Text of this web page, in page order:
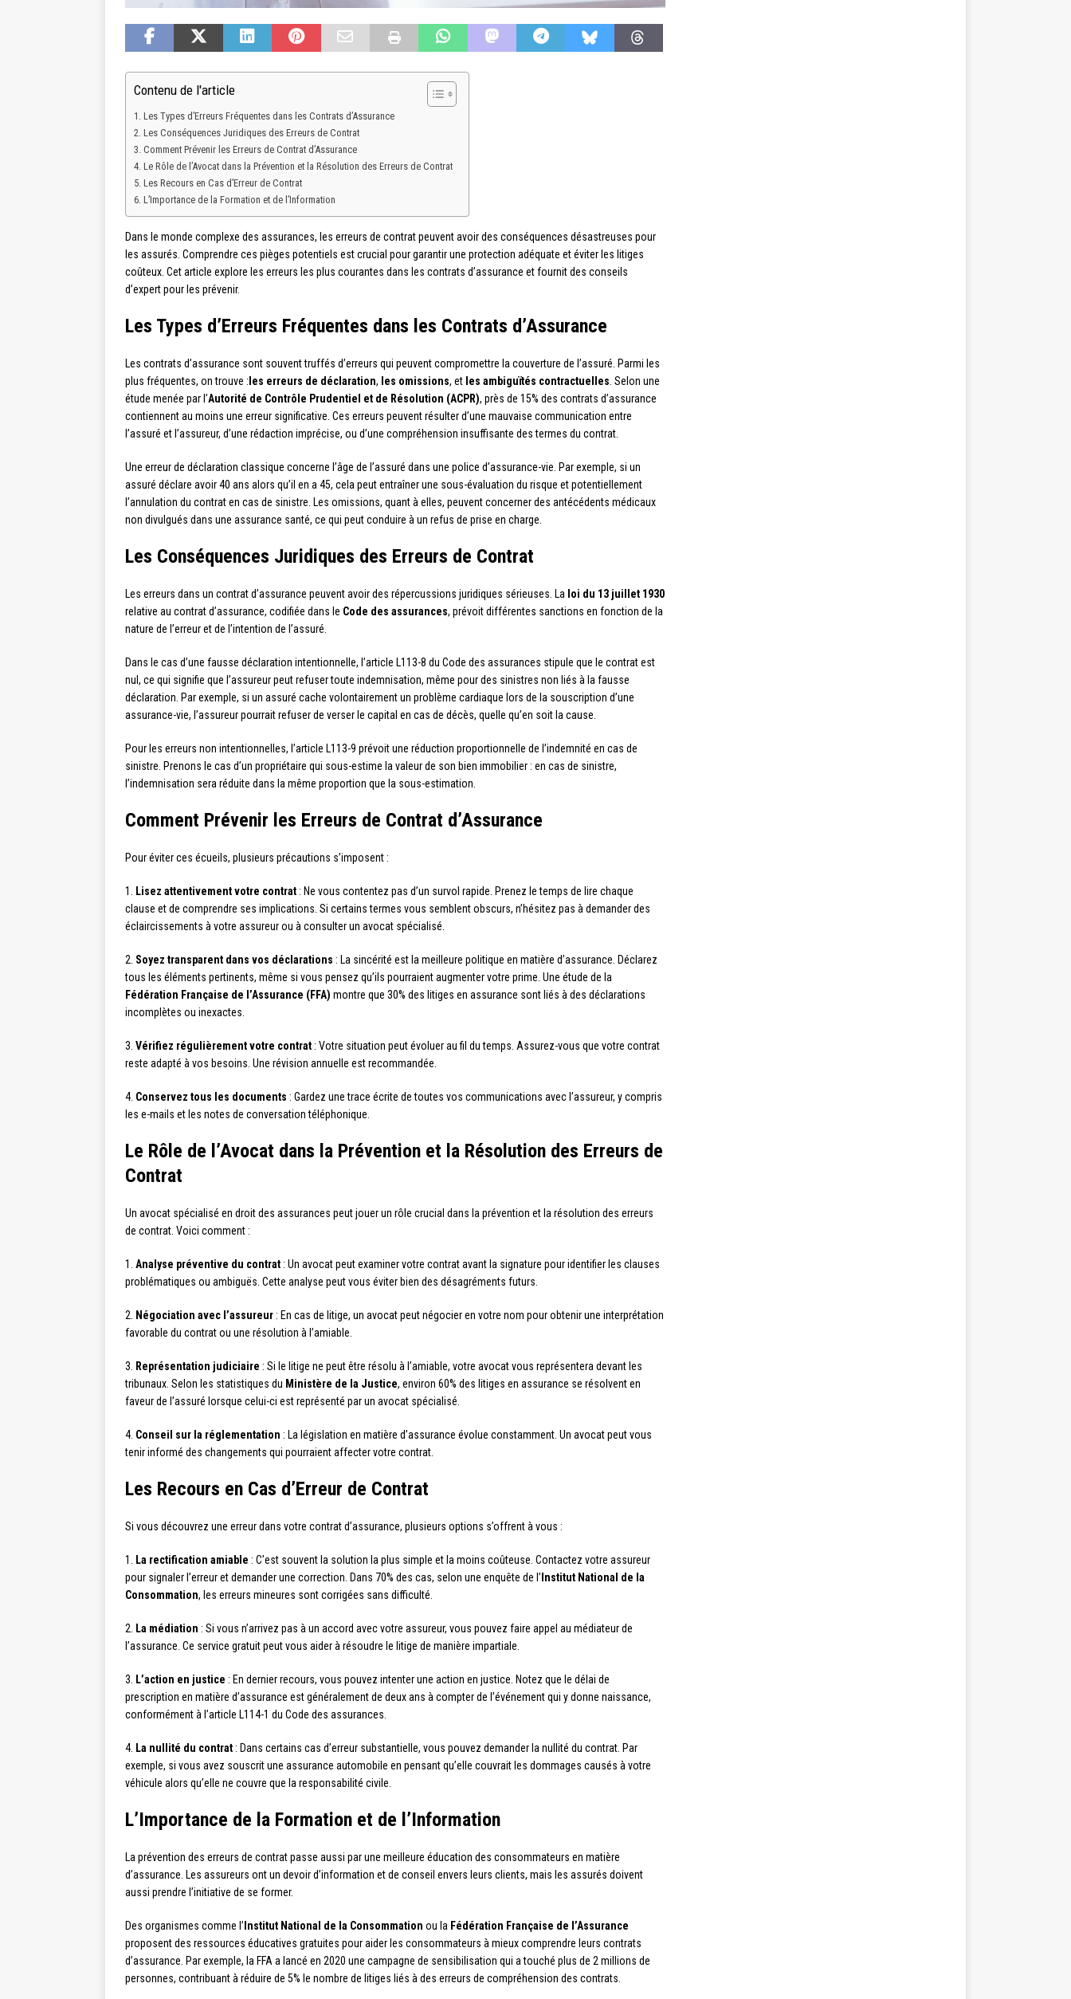
Contenu de l'article
Les Types d’Erreurs Fréquentes dans les Contrats d’Assurance
Les Conséquences Juridiques des Erreurs de Contrat
Comment Prévenir les Erreurs de Contrat d’Assurance
Le Rôle de l’Avocat dans la Prévention et la Résolution des Erreurs de Contrat
Les Recours en Cas d’Erreur de Contrat
L’Importance de la Formation et de l’Information
Dans le monde complexe des assurances, les erreurs de contrat peuvent avoir des conséquences désastreuses pour
les assurés. Comprendre ces pièges potentiels est crucial pour garantir une protection adéquate et éviter les litiges
coûteux. Cet article explore les erreurs les plus courantes dans les contrats d’assurance et fournit des conseils
d’expert pour les prévenir.
Les Types d’Erreurs Fréquentes dans les Contrats d’Assurance
Les contrats d’assurance sont souvent truffés d’erreurs qui peuvent compromettre la couverture de l’assuré. Parmi les
plus fréquentes, on trouve : les erreurs de déclaration, les omissions, et les ambiguïtés contractuelles . Selon une
étude menée par l’Autorité de Contrôle Prudentiel et de Résolution (ACPR), près de 15% des contrats d’assurance
contiennent au moins une erreur significative. Ces erreurs peuvent résulter d’une mauvaise communication entre
l’assuré et l’assureur, d’une rédaction imprécise, ou d’une compréhension insuffisante des termes du contrat.
Une erreur de déclaration classique concerne l’âge de l’assuré dans une police d’assurance-vie. Par exemple, si un
assuré déclare avoir 40 ans alors qu’il en a 45, cela peut entraîner une sous-évaluation du risque et potentiellement
l’annulation du contrat en cas de sinistre. Les omissions, quant à elles, peuvent concerner des antécédents médicaux
non divulgués dans une assurance santé, ce qui peut conduire à un refus de prise en charge.
Les Conséquences Juridiques des Erreurs de Contrat
Les erreurs dans un contrat d’assurance peuvent avoir des répercussions juridiques sérieuses. La loi du 13 juillet 1930
relative au contrat d’assurance, codifiée dans le Code des assurances, prévoit différentes sanctions en fonction de la
nature de l’erreur et de l’intention de l’assuré.
Dans le cas d’une fausse déclaration intentionnelle, l’article L113-8 du Code des assurances stipule que le contrat est
nul, ce qui signifie que l’assureur peut refuser toute indemnisation, même pour des sinistres non liés à la fausse
déclaration. Par exemple, si un assuré cache volontairement un problème cardiaque lors de la souscription d’une
assurance-vie, l’assureur pourrait refuser de verser le capital en cas de décès, quelle qu’en soit la cause.
Pour les erreurs non intentionnelles, l’article L113-9 prévoit une réduction proportionnelle de l’indemnité en cas de
sinistre. Prenons le cas d’un propriétaire qui sous-estime la valeur de son bien immobilier : en cas de sinistre,
l’indemnisation sera réduite dans la même proportion que la sous-estimation.
Comment Prévenir les Erreurs de Contrat d’Assurance
Pour éviter ces écueils, plusieurs précautions s’imposent :
1. Lisez attentivement votre contrat : Ne vous contentez pas d’un survol rapide. Prenez le temps de lire chaque
clause et de comprendre ses implications. Si certains termes vous semblent obscurs, n’hésitez pas à demander des
éclaircissements à votre assureur ou à consulter un avocat spécialisé.
2. Soyez transparent dans vos déclarations : La sincérité est la meilleure politique en matière d’assurance. Déclarez
tous les éléments pertinents, même si vous pensez qu’ils pourraient augmenter votre prime. Une étude de la
Fédération Française de l’Assurance (FFA) montre que 30% des litiges en assurance sont liés à des déclarations
incomplètes ou inexactes.
3. Vérifiez régulièrement votre contrat : Votre situation peut évoluer au fil du temps. Assurez-vous que votre contrat
reste adapté à vos besoins. Une révision annuelle est recommandée.
4. Conservez tous les documents : Gardez une trace écrite de toutes vos communications avec l’assureur, y compris
les e-mails et les notes de conversation téléphonique.
Le Rôle de l’Avocat dans la Prévention et la Résolution des Erreurs de
Contrat
Un avocat spécialisé en droit des assurances peut jouer un rôle crucial dans la prévention et la résolution des erreurs
de contrat. Voici comment :
1. Analyse préventive du contrat : Un avocat peut examiner votre contrat avant la signature pour identifier les clauses
problématiques ou ambiguës. Cette analyse peut vous éviter bien des désagréments futurs.
2. Négociation avec l’assureur : En cas de litige, un avocat peut négocier en votre nom pour obtenir une interprétation
favorable du contrat ou une résolution à l’amiable.
3. Représentation judiciaire : Si le litige ne peut être résolu à l’amiable, votre avocat vous représentera devant les
tribunaux. Selon les statistiques du Ministère de la Justice, environ 60% des litiges en assurance se résolvent en
faveur de l’assuré lorsque celui-ci est représenté par un avocat spécialisé.
4. Conseil sur la réglementation : La législation en matière d’assurance évolue constamment. Un avocat peut vous
tenir informé des changements qui pourraient affecter votre contrat.
Les Recours en Cas d’Erreur de Contrat
Si vous découvrez une erreur dans votre contrat d’assurance, plusieurs options s’offrent à vous :
1. La rectification amiable : C’est souvent la solution la plus simple et la moins coûteuse. Contactez votre assureur
pour signaler l’erreur et demander une correction. Dans 70% des cas, selon une enquête de l’ Institut National de la
Consommation, les erreurs mineures sont corrigées sans difficulté.
2. La médiation : Si vous n’arrivez pas à un accord avec votre assureur, vous pouvez faire appel au médiateur de
l’assurance. Ce service gratuit peut vous aider à résoudre le litige de manière impartiale.
3. L’action en justice : En dernier recours, vous pouvez intenter une action en justice. Notez que le délai de
prescription en matière d’assurance est généralement de deux ans à compter de l’événement qui y donne naissance,
conformément à l’article L114-1 du Code des assurances.
4. La nullité du contrat : Dans certains cas d’erreur substantielle, vous pouvez demander la nullité du contrat. Par
exemple, si vous avez souscrit une assurance automobile en pensant qu’elle couvrait les dommages causés à votre
véhicule alors qu’elle ne couvre que la responsabilité civile.
L’Importance de la Formation et de l’Information
La prévention des erreurs de contrat passe aussi par une meilleure éducation des consommateurs en matière
d’assurance. Les assureurs ont un devoir d’information et de conseil envers leurs clients, mais les assurés doivent
aussi prendre l’initiative de se former.
Des organismes comme l’ Institut National de la Consommation ou la Fédération Française de l’Assurance
proposent des ressources éducatives gratuites pour aider les consommateurs à mieux comprendre leurs contrats
d’assurance. Par exemple, la FFA a lancé en 2020 une campagne de sensibilisation qui a touché plus de 2 millions de
personnes, contribuant à réduire de 5% le nombre de litiges liés à des erreurs de compréhension des contrats.